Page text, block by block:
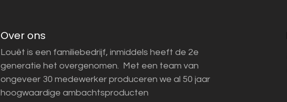
Over ons
Louët is een familiebedrijf, inmiddels heeft de 2e
generatie het overgenomen. Met een team van
ongeveer 30 medewerker produceren we al 50 jaar
hoogwaardige ambachtsproducten